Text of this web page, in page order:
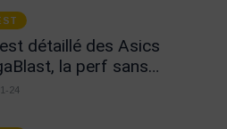
détaillé des Asics
la perf sans
!
24